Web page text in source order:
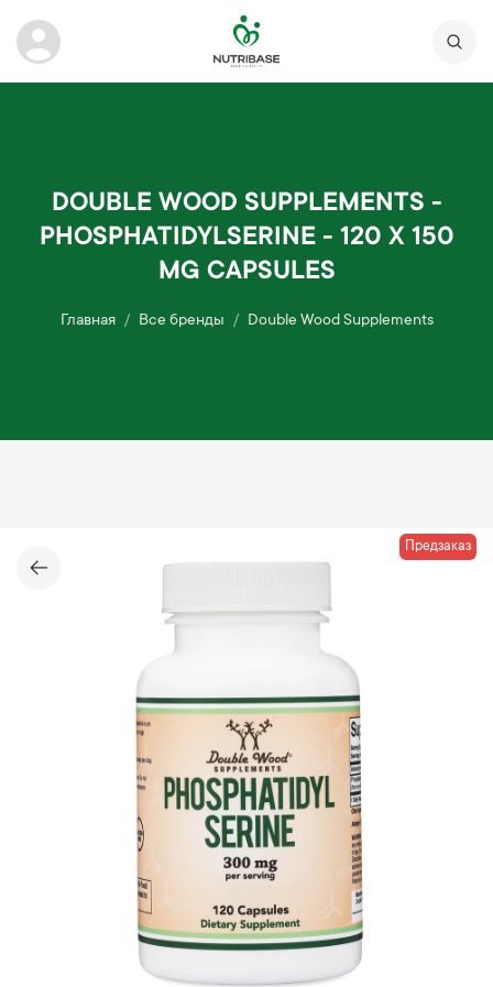
DOUBLE WOOD SUPPLEMENTS -
PHOSPHATIDYLSERINE - 120 X 150
MG CAPSULES
Главная Все бренды Double Wood Supplements
Предзаказ